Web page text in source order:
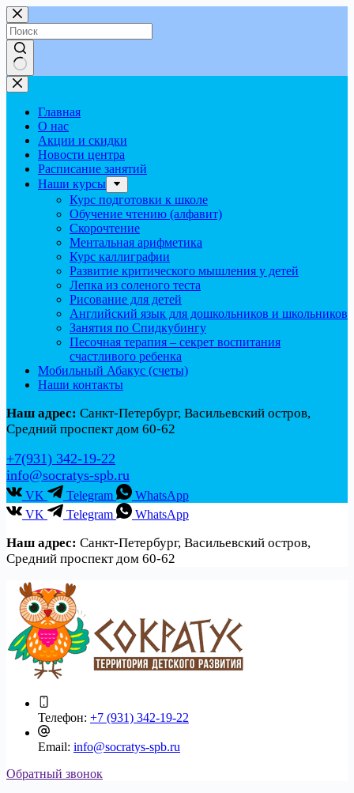
Перейти
к
сути
Ничего
не
найденоГлавная
О нас
Акции и скидки
Новости центра
Расписание занятий
Наши курсы
Курс подготовки к школе
Обучение чтению (алфавит)
Скорочтение
Ментальная арифметика
Курс каллиграфии
Развитие критического мышления у детей
Лепка из соленого теста
Рисование для детей
Английский язык для дошкольников и школьников
Занятия по Спидкубингу
Песочная терапия – секрет воспитания
счастливого ребенка
Мобильный Абакус (счеты)
Наши контакты
Наш адрес: Санкт-Петербург, Васильевский остров,
Средний проспект дом 60-62
+7(931) 342-19-22
info@socratys-spb.ru
VK Telegram
WhatsApp
VK
Telegram WhatsApp
Наш адрес: Санкт-Петербург, Васильевский остров,
Средний проспект дом 60-62
Телефон: +7 (931) 342-19-22
Email: info@socratys-spb.ru
Обратный звонок